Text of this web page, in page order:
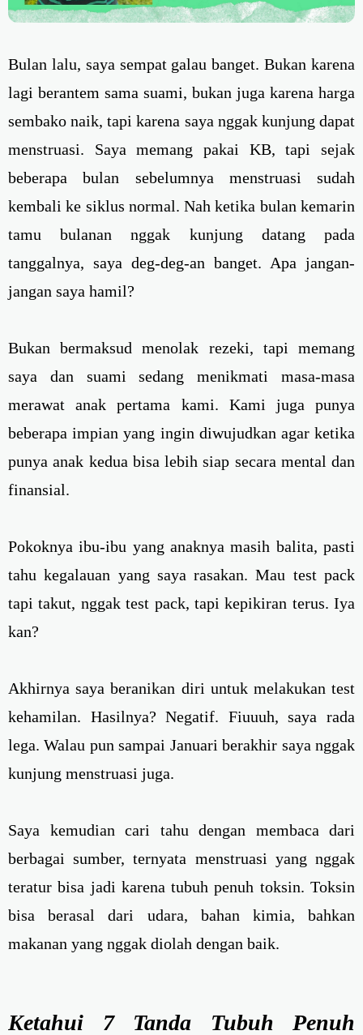
Bulan lalu, saya sempat galau banget. Bukan karena
lagi berantem sama suami, bukan juga karena harga
sembako naik, tapi karena saya nggak kunjung dapat
menstruasi. Saya memang pakai KB, tapi sejak
beberapa bulan sebelumnya menstruasi sudah
kembali ke siklus normal. Nah ketika bulan kemarin
tamu bulanan nggak kunjung datang pada
tanggalnya, saya deg-deg-an banget. Apa jangan-
jangan saya hamil?
Bukan bermaksud menolak rezeki, tapi memang
saya dan suami sedang menikmati masa-masa
merawat anak pertama kami. Kami juga punya
beberapa impian yang ingin diwujudkan agar ketika
punya anak kedua bisa lebih siap secara mental dan
finansial.
Pokoknya ibu-ibu yang anaknya masih balita, pasti
tahu kegalauan yang saya rasakan. Mau test pack
tapi takut, nggak test pack, tapi kepikiran terus. Iya
kan?
Akhirnya saya beranikan diri untuk melakukan test
kehamilan. Hasilnya? Negatif. Fiuuuh, saya rada
lega. Walau pun sampai Januari berakhir saya nggak
kunjung menstruasi juga.
Saya kemudian cari tahu dengan membaca dari
berbagai sumber, ternyata menstruasi yang nggak
teratur bisa jadi karena tubuh penuh toksin. Toksin
bisa berasal dari udara, bahan kimia, bahkan
makanan yang nggak diolah dengan baik.
Ketahui 7 Tanda Tubuh Penuh